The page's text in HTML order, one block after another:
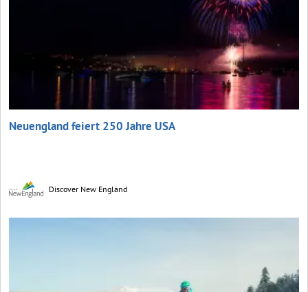
Neuengland feiert 250 Jahre USA
Discover New England